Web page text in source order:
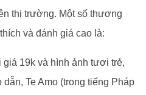
thị trường. Một số thương
và đánh giá cao là:
giá 19k và hình ảnh tươi trẻ,
Te Amo (trong tiếng Pháp